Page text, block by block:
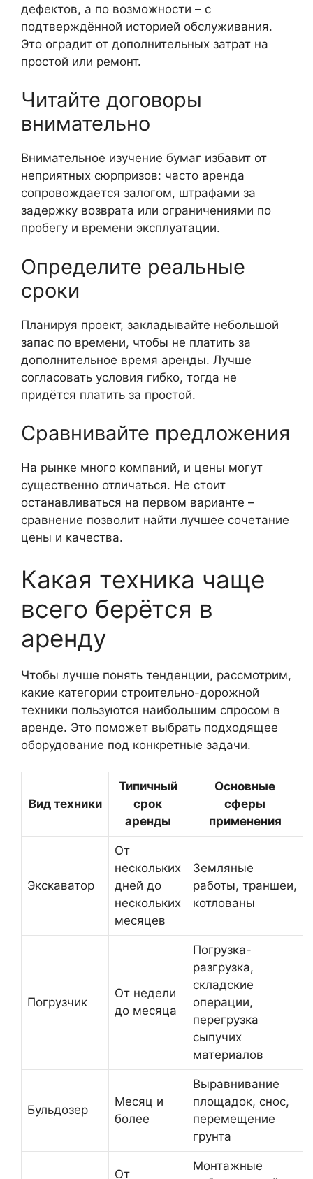
дефектов, а по возможности – с
подтверждённой историей обслуживания.
Это оградит от дополнительных затрат на
простой или ремонт.
Читайте договоры
внимательно
Внимательное изучение бумаг избавит от
неприятных сюрпризов: часто аренда
сопровождается залогом, штрафами за
задержку возврата или ограничениями по
пробегу и времени эксплуатации.
Определите реальные
сроки
Планируя проект, закладывайте небольшой
запас по времени, чтобы не платить за
дополнительное время аренды. Лучше
согласовать условия гибко, тогда не
придётся платить за простой.
Сравнивайте предложения
На рынке много компаний, и цены могут
существенно отличаться. Не стоит
останавливаться на первом варианте –
сравнение позволит найти лучшее сочетание
цены и качества.
Какая техника чаще
всего берётся в
аренду
Чтобы лучше понять тенденции, рассмотрим,
какие категории строительно-дорожной
техники пользуются наибольшим спросом в
аренде. Это поможет выбрать подходящее
оборудование под конкретные задачи.
Вид техники
Типичный
срок
аренды
Основные
сферы
применения
Экскаватор
От
нескольких
дней до
нескольких
месяцев
Земляные
работы, траншеи,
котлованы
Погрузчик
От недели
до месяца
Погрузка-
разгрузка,
складские
операции,
перегрузка
сыпучих
материалов
Бульдозер
Месяц и
более
Выравнивание
площадок, снос,
перемещение
грунта
От
Монтажные